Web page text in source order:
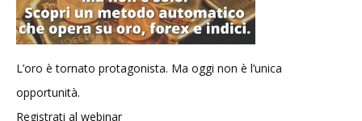
L’oro è tornato protagonista. Ma oggi non è l’unica
opportunità.
Registrati al webinar